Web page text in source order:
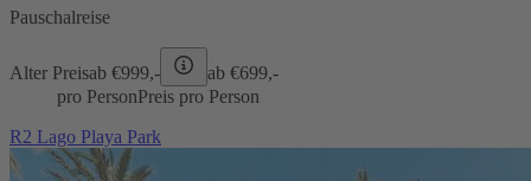
Pauschalreise
Alter Preisab €999,- ab €699,-
pro PersonPreis pro Person
R2 Lago Playa Park